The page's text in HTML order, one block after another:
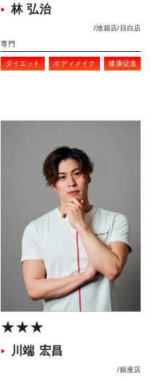
林 弘治
池袋店 目白店
専門
ダイエット ボディメイク 健康促進
★★★
川端 宏昌
銀座店